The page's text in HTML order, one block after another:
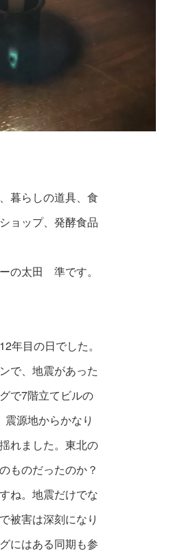
暮らしの道具、食
ョップ、発酵食品
の太田 準です。
年目の日でした。
で、地震があった
で7階立てビルの
源地からかなり
れました。東北の
ものだったのか？
ね。地震だけでな
被害は深刻になり
にはある同期も参